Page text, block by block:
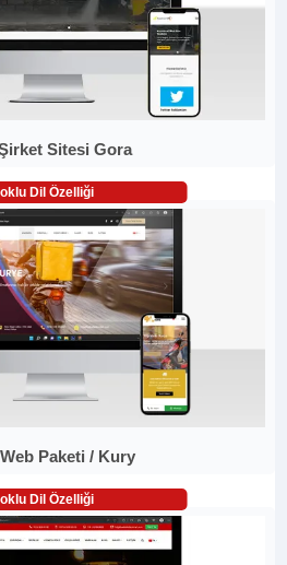
Sitesi Gora
Dil Özelliği
Paketi / Kury
Dil Özelliği